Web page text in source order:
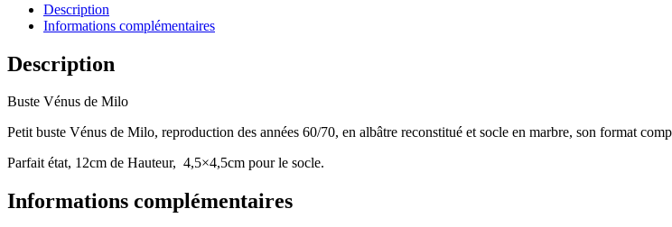
Description
Informations complémentaires
Description
Buste Vénus de Milo
Petit buste Vénus de Milo, reproduction des années 60/70, en albâtre reconstitué et socle en marbre, son format
Parfait état, 12cm de Hauteur, 4,5×4,5cm pour le socle.
Informations complémentaires